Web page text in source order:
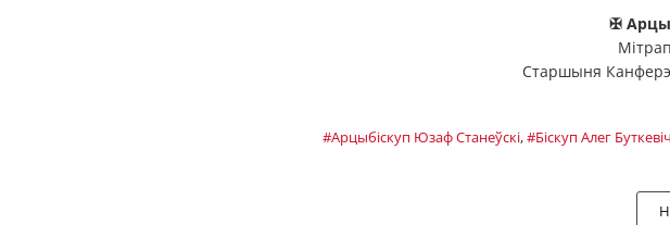
✠
Старшыня
#Арцыбiскуп Юзаф Станеўскі,#Біскуп Алег Буткевіч